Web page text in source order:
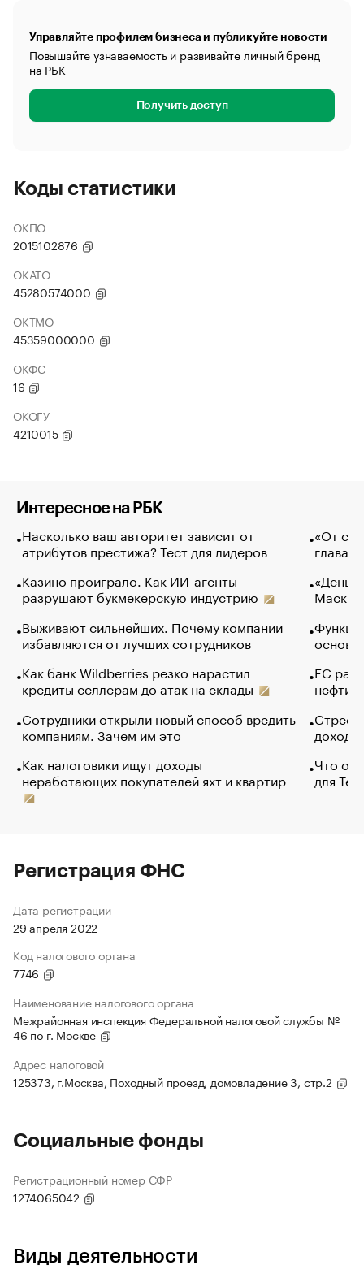
Управляйте профилем бизнеса и публикуйте новости
Повышайте узнаваемость и развивайте личный бренд
на РБК
Получить доступ
Коды статистики
ОКПО
2015102876
ОКАТО
45280574000
ОКТМО
45359000000
ОКФС
16
ОКОГУ
4210015
Интересное на РБК
Насколько ваш авторитет зависит от
атрибутов престижа? Тест для лидеров
Казино проиграло. Как ИИ-агенты
разрушают букмекерскую индустрию
Выживают сильнейших. Почему компании
избавляются от лучших сотрудников
Как банк Wildberries резко нарастил
кредиты селлерам до атак на склады
Сотрудники открыли новый способ вредить
компаниям. Зачем им это
Как налоговики ищут доходы
неработающих покупателей яхт и квартир
«От
глава
Маск в
основ
ЕС
нефти
Что
для
Регистрация ФНС
Дата регистрации
29 апреля 2022
Код налогового органа
7746
Наименование налогового органа
Межрайонная инспекция Федеральной налоговой службы №
46 по г. Москве
Адрес налоговой
125373, г.Москва, Походный проезд, домовладение 3, стр.2
Социальные фонды
Регистрационный номер СФР
1274065042
Виды деятельности